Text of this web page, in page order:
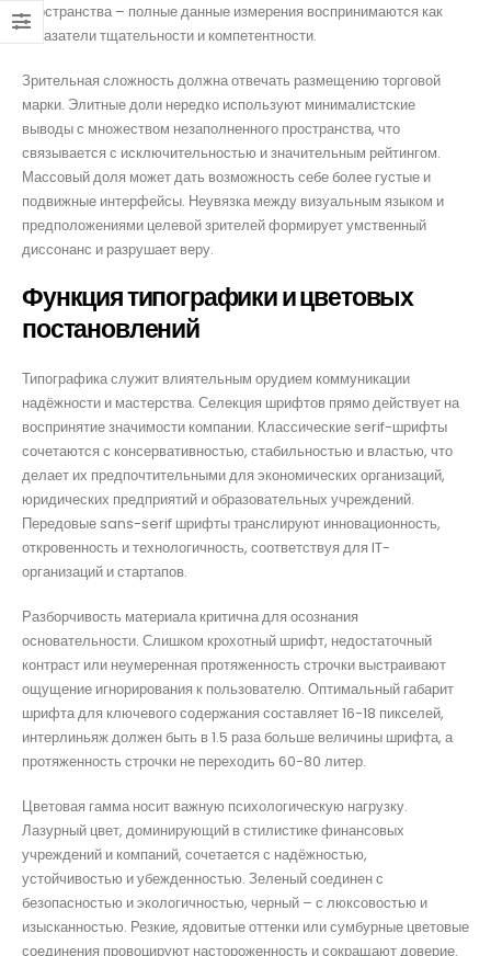
пространства – полные данные измерения воспринимаются как
показатели тщательности и компетентности.
Зрительная сложность должна отвечать размещению торговой
марки. Элитные доли нередко используют минималистские
выводы с множеством незаполненного пространства, что
связывается с исключительностью и значительным рейтингом.
Массовый доля может дать возможность себе более густые и
подвижные интерфейсы. Неувязка между визуальным языком и
предположениями целевой зрителей формирует умственный
диссонанс и разрушает веру.
Функция типографики и цветовых
постановлений
Типографика служит влиятельным орудием коммуникации
надёжности и мастерства. Селекция шрифтов прямо действует на
воспринятие значимости компании. Классические serif-шрифты
сочетаются с консервативностью, стабильностью и властью, что
делает их предпочтительными для экономических организаций,
юридических предприятий и образовательных учреждений.
Передовые sans-serif шрифты транслируют инновационность,
откровенность и технологичность, соответствуя для IT-
организаций и стартапов.
Разборчивость материала критична для осознания
основательности. Слишком крохотный шрифт, недостаточный
контраст или неумеренная протяженность строчки выстраивают
ощущение игнорирования к пользователю. Оптимальный габарит
шрифта для ключевого содержания составляет 16-18 пикселей,
интерлиньяж должен быть в 1.5 раза больше величины шрифта, а
протяженность строчки не переходить 60-80 литер.
Цветовая гамма носит важную психологическую нагрузку.
Лазурный цвет, доминирующий в стилистике финансовых
учреждений и компаний, сочетается с надёжностью,
устойчивостью и убежденностью. Зеленый соединен с
безопасностью и экологичностью, черный – с люксовостью и
изысканностью. Резкие, ядовитые оттенки или сумбурные цветовые
соединения провоцируют настороженность и сокращают доверие.